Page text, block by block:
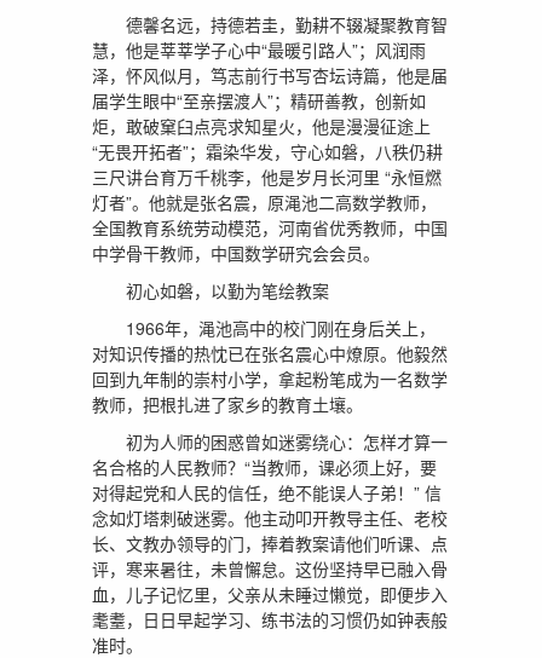
德馨名远，持德若圭，勤耕不辍凝聚教育智
慧，他是莘莘学子心中“最暖引路人”；风润雨
泽，怀风似月，笃志前行书写杏坛诗篇，他是届
届学生眼中“至亲摆渡人”；精研善教，创新如
炬，敢破窠臼点亮求知星火，他是漫漫征途上
“无畏开拓者”；霜染华发，守心如磐，八秩仍耕
三尺讲台育万千桃李，他是岁月长河里 “永恒燃
灯者”。他就是张名震，原渑池二高数学教师，
全国教育系统劳动模范，河南省优秀教师，中国
中学骨干教师，中国数学研究会会员。
初心如磐，以勤为笔绘教案
1966年，渑池高中的校门刚在身后关上，
对知识传播的热忱已在张名震心中燎原。他毅然
回到九年制的崇村小学，拿起粉笔成为一名数学
教师，把根扎进了家乡的教育土壤。
初为人师的困惑曾如迷雾绕心：怎样才算一
名合格的人民教师？“当教师，课必须上好，要
对得起党和人民的信任，绝不能误人子弟！” 信
念如灯塔刺破迷雾。他主动叩开教导主任、老校
长、文教办领导的门，捧着教案请他们听课、点
评，寒来暑往，未曾懈怠。这份坚持早已融入骨
血，儿子记忆里，父亲从未睡过懒觉，即便步入
耄耋，日日早起学习、练书法的习惯仍如钟表般
准时。